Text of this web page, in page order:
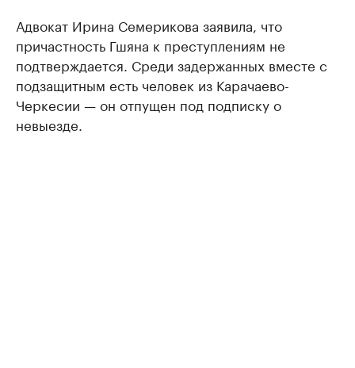
Адвокат Ирина Семерикова заявила, что
причастность Гшяна к преступлениям не
подтверждается. Среди задержанных вместе с
подзащитным есть человек из Карачаево-
Черкесии — он отпущен под подписку о
невыезде.